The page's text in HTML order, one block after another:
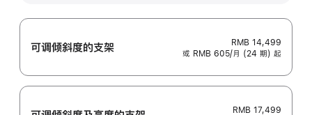
可调倾斜度的支架
RMB 14,499
或 RMB 605/月 (24 期) 起
RMB 17,499